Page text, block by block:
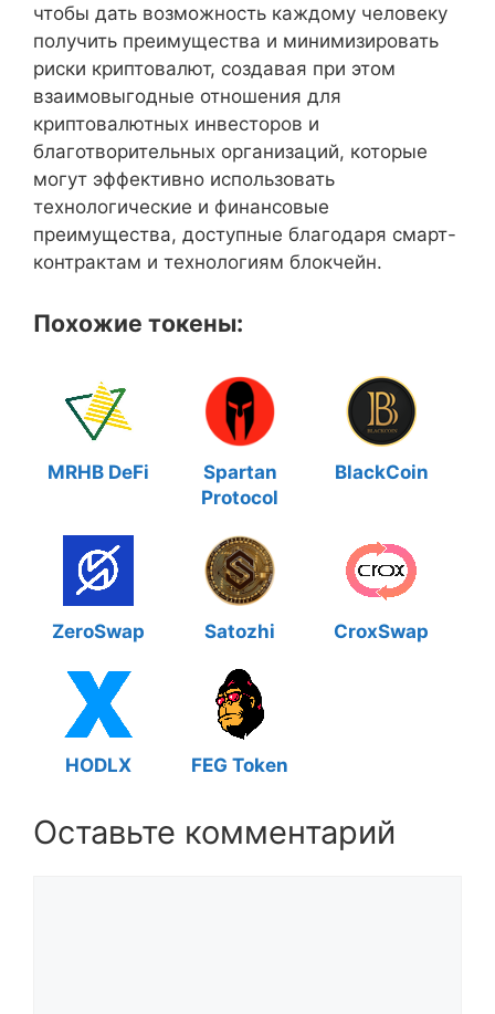
чтобы дать возможность каждому человеку
получить преимущества и минимизировать
риски криптовалют, создавая при этом
взаимовыгодные отношения для
криптовалютных инвесторов и
благотворительных организаций, которые
могут эффективно использовать
технологические и финансовые
преимущества, доступные благодаря смарт-
контрактам и технологиям блокчейн.
Похожие токены:
MRHB DeFi
Spartan
Protocol
BlackCoin
ZeroSwap Satozhi CroxSwap
HODLX FEG Token
Оставьте комментарий